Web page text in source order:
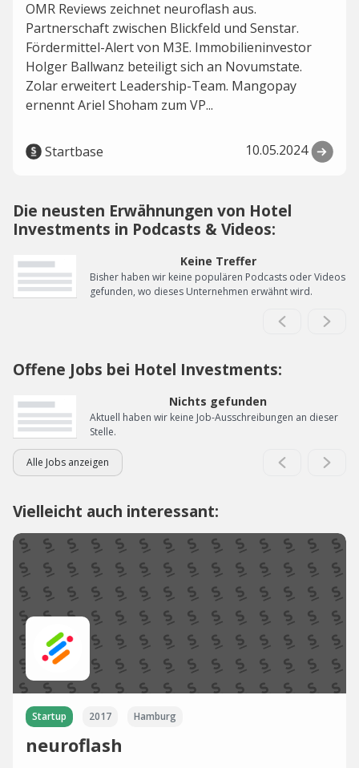
OMR Reviews zeichnet neuroflash aus.
Partnerschaft zwischen Blickfeld und Senstar.
Fördermittel-Alert von M3E. Immobilieninvestor
Holger Ballwanz beteiligt sich an Novumstate.
Zolar erweitert Leadership-Team. Mangopay
ernennt Ariel Shoham zum VP...
Startbase 10.05.2024
Die neusten Erwähnungen von Hotel
Investments in Podcasts & Videos:
Keine Treffer
Bisher haben wir keine populären Podcasts oder Videos
gefunden, wo dieses Unternehmen erwähnt wird.
Offene Jobs bei Hotel Investments:
Nichts gefunden
Aktuell haben wir keine Job-Ausschreibungen an dieser
Stelle.
Alle Jobs anzeigen
Vielleicht auch interessant:
Startup 2017 Hamburg
neuroflash